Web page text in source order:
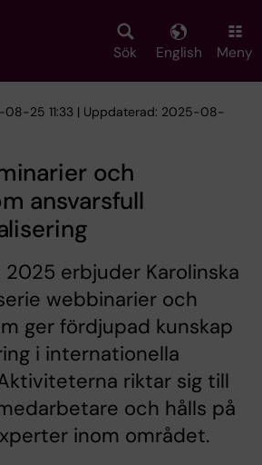
Sök English Meny
08-25 11:33 | Uppdaterad: 2025-08-
och
ansvarsfull
erbjuder Karolinska
webbinarier och
ger fördjupad kunskap
i internationella
riktar sig till
och hålls på
inom området.